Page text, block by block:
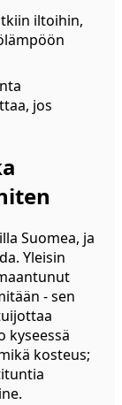
iltoihin,
jos
Suomea, ja
Yleisin
- sen
kyseessä
kosteus;